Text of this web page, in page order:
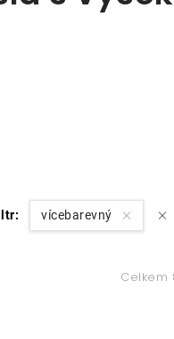
vícebarevný
Celkem